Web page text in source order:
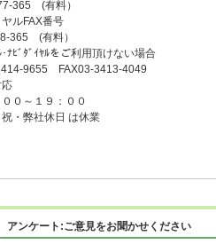
365 (有料）
ヤルFAX番号
365 (有料）
･ﾅﾋﾞﾀﾞｲﾔﾙをご利用頂けない場合
9655 FAX03-3413-4049
応
０～１９：００
・弊社休日 は休業
アンケート:ご意見をお聞かせください